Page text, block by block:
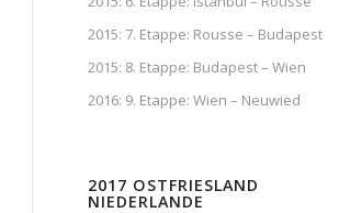
2015: 7. Etappe: Rousse – Budapest
2015: 8. Etappe: Budapest – Wien
2016: 9. Etappe: Wien – Neuwied
2017 OSTFRIESLAND
NIEDERLANDE